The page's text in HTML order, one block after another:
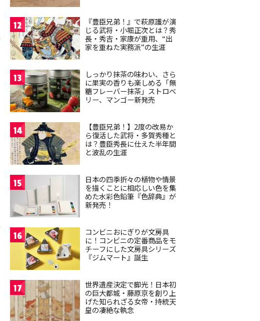
12
『豊臣兄弟！』で萩原護が演
じる武将・小堀正次とは？秀
長・秀吉・家康が重用、“出
家を重ねた実務派”の生涯
13
しっかり抹茶の味わい、さら
に果実の香りも楽しめる「無
糖フレーバー抹茶」ストロベ
リー、マンゴー新発売
14
【豊臣兄弟！】2度の改易か
ら復活した武将・多賀秀種と
は？豊臣秀長に仕えた半年間
と波乱の生涯
15
日本の四季折々の植物や情景
を描くことに相応しい色を集
めた水彩色鉛筆『色辞典』が
新発売！
16
コンビニおにぎりが文房具
に！コンビニの定番商品をモ
チーフにした文房具シリーズ
『ジムマート』誕生
17
世界遺産決定で脚光！日本初
の巨大都城・藤原京を創り上
げた知られざる女帝・持統天
皇の凄絶な執念